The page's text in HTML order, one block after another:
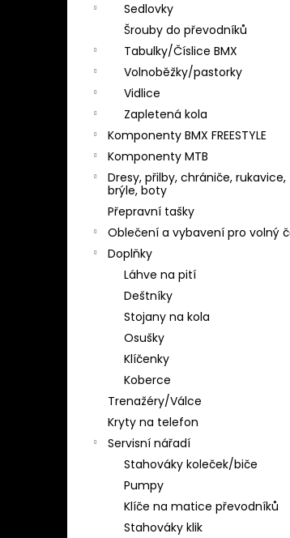
Sedlovky
Šrouby do převodníků
Tabulky/Číslice BMX
Volnoběžky/pastorky
Vidlice
Zapletená kola
Komponenty BMX FREESTYLE
Komponenty MTB
Dresy, přilby, chrániče, rukavice,
brýle, boty
Přepravní tašky
Oblečení a vybavení pro volný
Doplňky
Láhve na pití
Deštníky
Stojany na kola
Osušky
Klíčenky
Koberce
Trenažéry/Válce
Kryty na telefon
Servisní nářadí
Stahováky koleček/biče
Pumpy
Klíče na matice převodníků
Stahováky klik